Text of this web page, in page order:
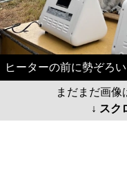
ヒーターの前に勢ぞろ
まだまだ画像
↓ スク